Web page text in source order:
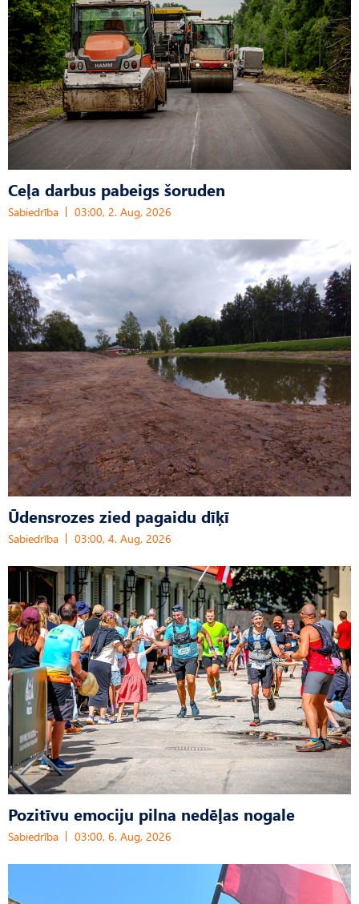
Ceļa darbus pabeigs šoruden
Sabiedrība 03:00, 2. Aug, 2026
Ūdensrozes zied pagaidu dīķī
Sabiedrība 03:00, 4. Aug, 2026
Pozitīvu emociju pilna nedēļas nogale
Sabiedrība 03:00, 6. Aug, 2026